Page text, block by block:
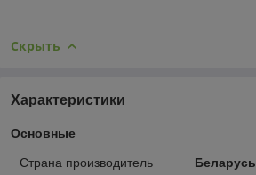
Скрыть
Характеристики
Основные
Страна производитель Беларусь